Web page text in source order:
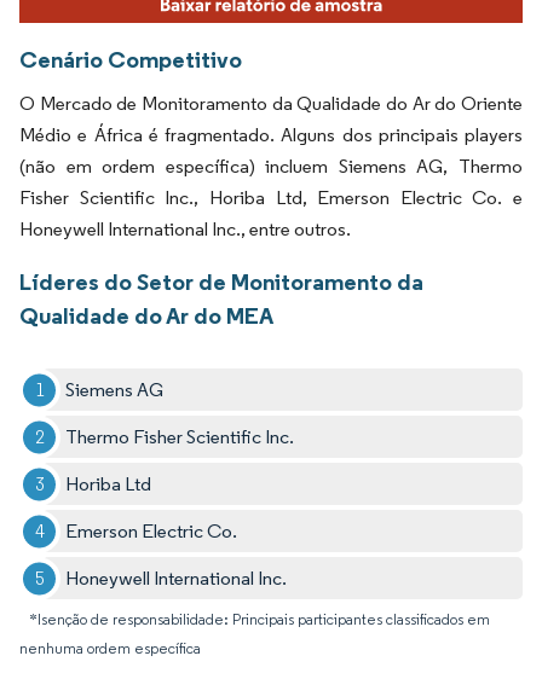
Cenário Competitivo
O Mercado de Monitoramento da Qualidade do Ar do Oriente
Médio e África é fragmentado. Alguns dos principais players
(não em ordem específica) incluem Siemens AG, Thermo
Fisher Scientific Inc., Horiba Ltd, Emerson Electric Co. e
Honeywell International Inc., entre outros.
Líderes do Setor de Monitoramento da
Qualidade do Ar do MEA
Siemens AG
Thermo Fisher Scientific Inc.
Horiba Ltd
Emerson Electric Co.
Honeywell International Inc.
*Isenção de responsabilidade: Principais participantes classificados em
nenhuma ordem específica